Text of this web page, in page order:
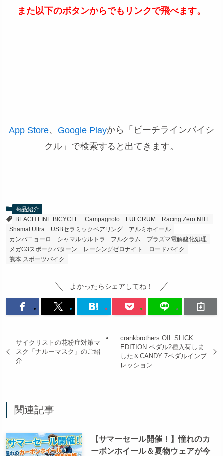
また以下のボタンからでもリンクで飛べます。
App Store、 Google Playから「ビーチラインバイシ
クル」で検索すると出てきます。
商品紹介
BEACH LINE BICYCLE
Campagnolo FULCRUM
Racing Zero NITE
Shamal Ultra
USBセラミックベアリング
アルミホイール
カンパニョーロ
シャマルウルトラ フルクラム
プラズマ電解酸化処理
メガG3スポークパターン
レーシングゼロナイト
ロードバイク
熊本 スポーツバイク
よかったらシェアしてね！
サイクリストの花粉症対策マ
スク「ナルーマスク」のご紹
介
crankbrothers OIL SLICK
EDITION ペダル2種入荷しま
した＆CANDY 7ペダルインプ
レッション
関連記事
【サマーセール開催！】憧れのカ
ーボンホイール＆夏物ウェアが今